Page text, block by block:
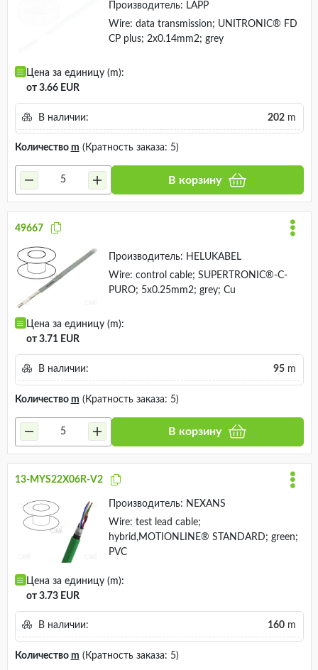
Производитель: LAPP
Wire: data transmission; UNITRONIC® FD
CP plus; 2x0.14mm2; grey
Цена за единицу (m):
от 3.66 EUR
В наличии: 202m
Количество m (Кратность заказа: 5)
В корзину
49667
Производитель: HELUKABEL
Wire: control cable; SUPERTRONIC®-C-
PURO; 5x0.25mm2; grey; Cu
Цена за единицу (m):
от 3.71 EUR
В наличии: 95m
Количество m (Кратность заказа: 5)
В корзину
13-MYS22X06R-V2
Производитель: NEXANS
Wire: test lead cable;
hybrid,MOTIONLINE® STANDARD; green;
PVC
Цена за единицу (m):
от 3.73 EUR
В наличии: 160m
Количество m (Кратность заказа: 5)